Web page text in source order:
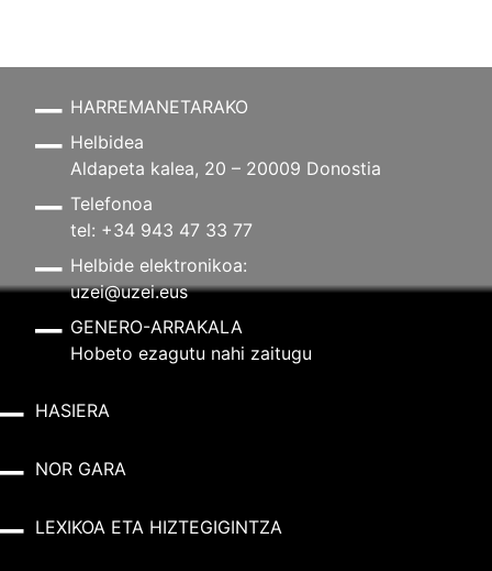
HARREMANETARAKO
Helbidea
Aldapeta kalea, 20 – 20009 Donostia
Telefonoa
tel: +34 943 47 33 77
Helbide elektronikoa:
uzei@uzei.eus
GENERO-ARRAKALA
Hobeto ezagutu nahi zaitugu
HASIERA
NOR GARA
LEXIKOA ETA HIZTEGIGINTZA